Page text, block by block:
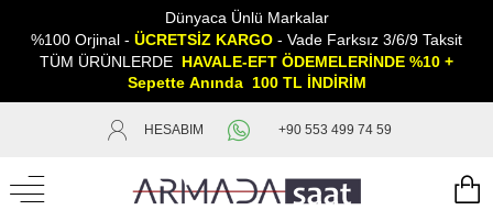
Dünyaca Ünlü Markalar
%100 Orjinal - ÜCRETSİZ KARGO - Vade Farksız 3/6/9 Taksit
TÜM ÜRÜNLERDE HAVALE-EFT ÖDEMELERİNDE %10 +
Sepette Anında 100 TL İNDİRİM
HESABIM +90 553 499 74 59